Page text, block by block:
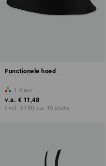
Functionele hoed
1 kleur
v.a. € 11,48
(incl. BTW) v.a. 10 stuks